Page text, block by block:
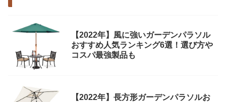
【2022年】風に強いガーデンパラソル
おすすめ人気ランキング6選！選び方や
コスパ最強製品も
【2022年】長方形ガーデンパラソルお